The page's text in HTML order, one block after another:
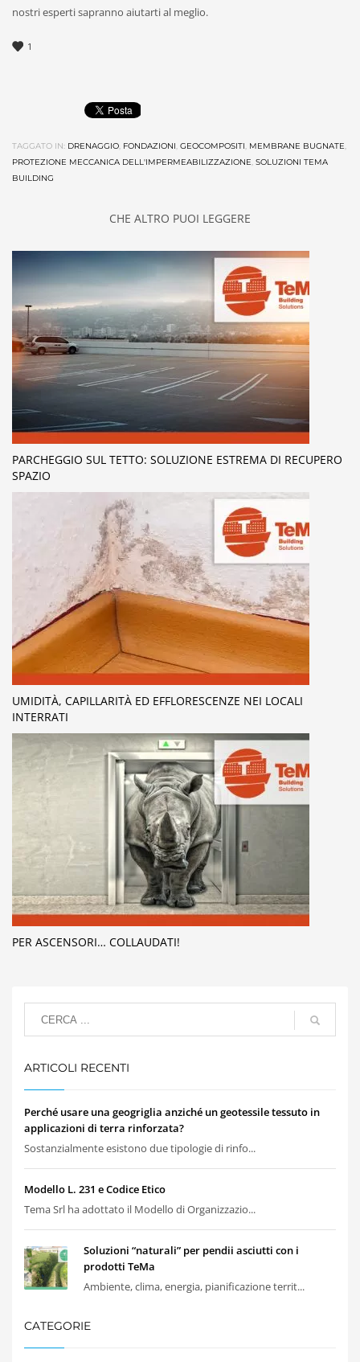
nostri esperti sapranno aiutarti al meglio.
1
TAGGATO IN: DRENAGGIO, FONDAZIONI, GEOCOMPOSITI, MEMBRANE BUGNATE,
PROTEZIONE MECCANICA DELL'IMPERMEABILIZZAZIONE, SOLUZIONI TEMA
BUILDING
CHE ALTRO PUOI LEGGERE
PARCHEGGIO SUL TETTO: SOLUZIONE ESTREMA DI RECUPERO
SPAZIO
UMIDITÀ, CAPILLARITÀ ED EFFLORESCENZE NEI LOCALI
INTERRATI
PER ASCENSORI… COLLAUDATI!
ARTICOLI RECENTI
Perché usare una geogriglia anziché un geotessile tessuto in
applicazioni di terra rinforzata?
Sostanzialmente esistono due tipologie di rinfo...
Modello L. 231 e Codice Etico
Tema Srl ha adottato il Modello di Organizzazio...
Soluzioni “naturali” per pendii asciutti con i
prodotti TeMa
Ambiente, clima, energia, pianificazione territ...
CATEGORIE